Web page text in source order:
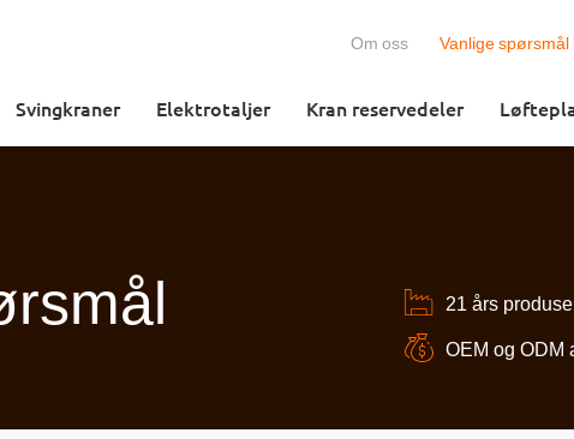
Om oss Vanlige spørsmål
Svingkraner Elektrotaljer Kran reservedeler
21 års
OEM og ODM